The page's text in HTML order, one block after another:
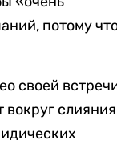
потому
своей
слияния